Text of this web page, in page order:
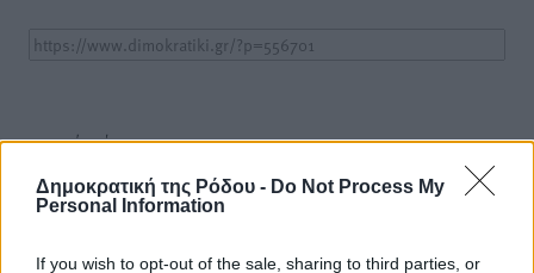
Δημοκρατική της Ρόδου - Do Not Process My
Personal Information
If you wish to opt-out of the sale, sharing to third parties, or
o καιρός τώρα:
αίθριος καιρός
10km/h